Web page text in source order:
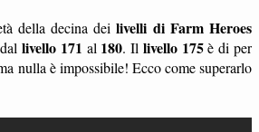
della decina deilivelli di Farm Heroes
livello 171 al 180. Il livello 175è di per
nulla è impossibile! Ecco come superarlo